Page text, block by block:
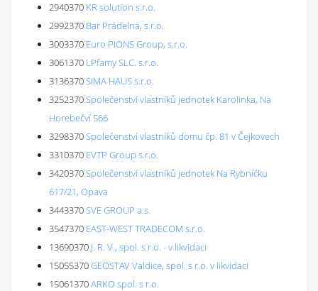
2940370 KR solution s.r.o.
2992370 Bar Prádelna, s.r.o.
3003370 Euro PIONS Group, s.r.o.
3061370 LPfamy SLC. s.r.o.
3136370SIMA HAUS s.r.o.
3252370Společenství vlastníků jednotek Karolinka, Na
Horebečví 566
3298370Společenství vlastníků domu čp. 81 v Čejkovech
3310370 EVTP Group s.r.o.
3420370Společenství vlastníků jednotek Na Rybníčku
617/21, Opava
3443370SVE GROUP a.s.
3547370 EAST-WEST TRADECOM s.r.o.
13690370 J. R. V., spol. s r.o. - v likvidaci
15055370GEOSTAV Valdice, spol. s r.o. v likvidaci
15061370ARKO spol. s r.o.